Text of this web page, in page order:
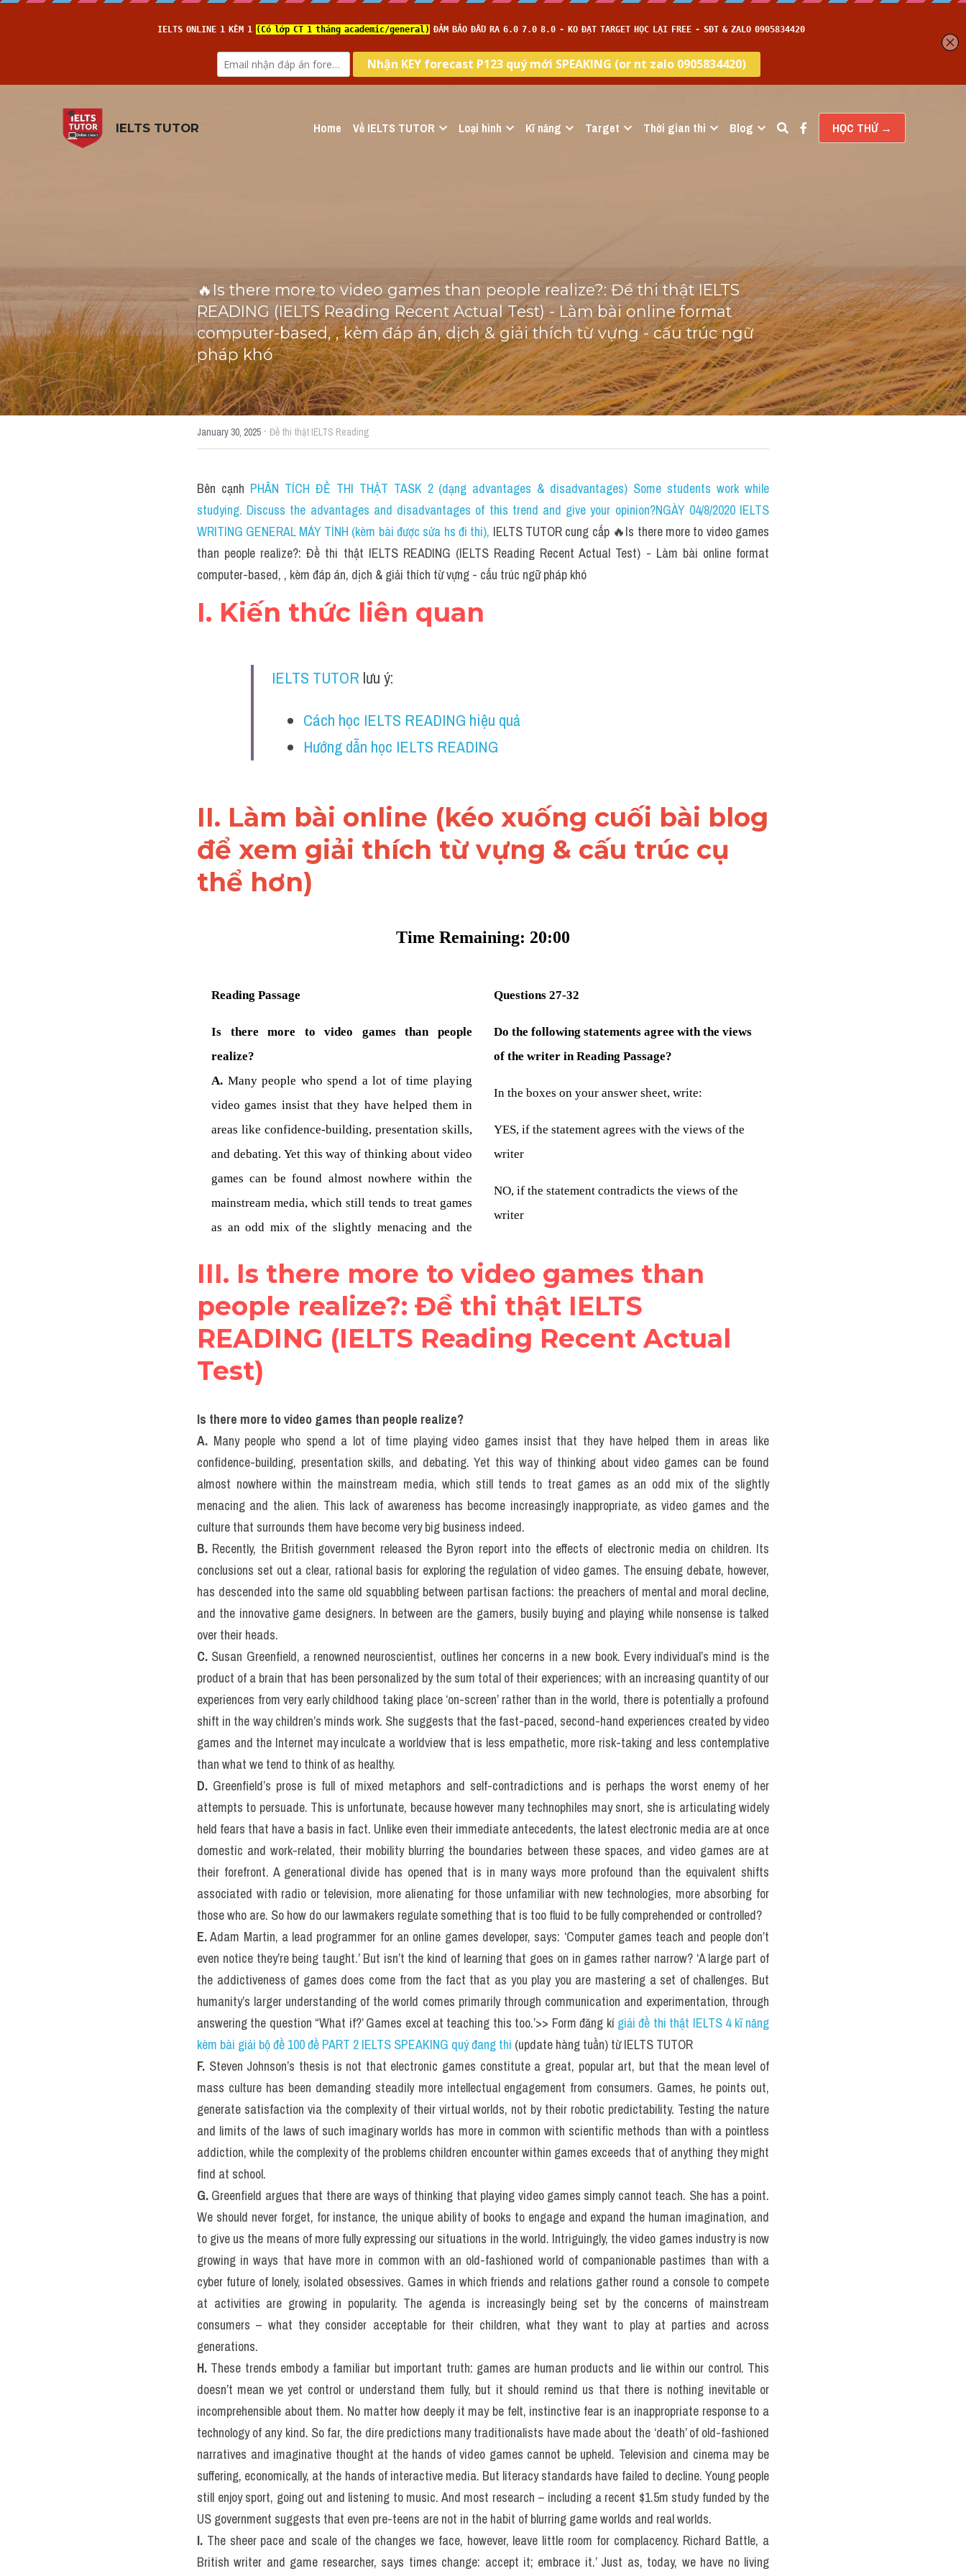
IELTS TUTOR Home Về IELTS TUTOR Loại hình Kĩ năng Target Thời gian thi Blog HỌC THỬ →
🔥Is there more to video games than people realize?: Đề thi thật IELTS
READING (IELTS Reading Recent Actual Test) - Làm bài online format
computer-based, , kèm đáp án, dịch & giải thích từ vựng - cấu trúc ngữ
pháp khó
January 30, 2025 · Đề thi thật IELTS Reading
Bên cạnh PHÂN TÍCH ĐỀ THI THẬT TASK 2 (dạng advantages & disadvantages) Some students work while
studying. Discuss the advantages and disadvantages of this trend and give your opinion?NGÀY 04/8/2020 IELTS
WRITING GENERAL MÁY TÍNH (kèm bài được sửa hs đi thi), IELTS TUTOR cung cấp 🔥Is there more to video games
than people realize?: Đề thi thật IELTS READING (IELTS Reading Recent Actual Test) - Làm bài online format
computer-based, , kèm đáp án, dịch & giải thích từ vựng - cấu trúc ngữ pháp khó
I. Kiến thức liên quan
IELTS TUTOR lưu ý:
Cách học IELTS READING hiệu quả
Hướng dẫn học IELTS READING
II. Làm bài online (kéo xuống cuối bài blog
để xem giải thích từ vựng & cấu trúc cụ
thể hơn)
III. Is there more to video games than
people realize?​: Đề thi thật IELTS
READING (IELTS Reading Recent Actual
Test)
Is there more to video games than people realize?
A. Many people who spend a lot of time playing video games insist that they have helped them in areas like
confidence-building, presentation skills, and debating. Yet this way of thinking about video games can be found
almost nowhere within the mainstream media, which still tends to treat games as an odd mix of the slightly
menacing and the alien. This lack of awareness has become increasingly inappropriate, as video games and the
culture that surrounds them have become very big business indeed.